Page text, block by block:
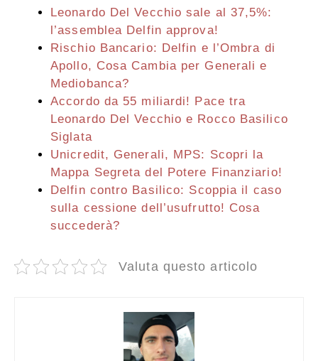
Leonardo Del Vecchio sale al 37,5%:
l’assemblea Delfin approva!
Rischio Bancario: Delfin e l’Ombra di
Apollo, Cosa Cambia per Generali e
Mediobanca?
Accordo da 55 miliardi! Pace tra
Leonardo Del Vecchio e Rocco Basilico
Siglata
Unicredit, Generali, MPS: Scopri la
Mappa Segreta del Potere Finanziario!
Delfin contro Basilico: Scoppia il caso
sulla cessione dell’usufrutto! Cosa
succederà?
Valuta questo articolo